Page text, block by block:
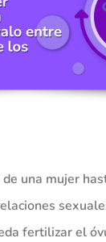
una mujer
fertilizar el